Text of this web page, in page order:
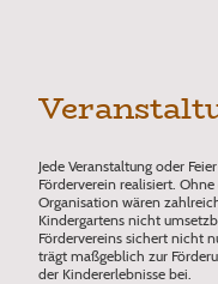
Jede Veranstaltung oder
Förderverein realisiert.
Organisation wären
Kindergartens nicht
Fördervereins sichert nicht
trägt maßgeblich zur
der Kindererlebnisse bei.